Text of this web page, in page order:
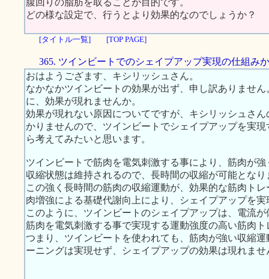
腹回りの脂肪を取ることが目的です。
どの様な設定で、行うとより効果的なのでしょうか？
[タイトル一覧] [TOP PAGE]
365. ツインビートでのシェイプアップ実現の仕組み
おはようござます、キシリッシュさん。
なかなかツインビートの効果が出ず、申し訳ありませ
に、効果が現れませんか。
効果が現れない原因についてですが、キシリッシュさ
かりませんので、ツインビートでシェイプアップを実
ら考えてみたいと思います。
ツインビートで筋肉を電気刺激する事により、筋肉が
収縮状態は維持されるので、長時間の収縮が可能となり
この強く長時間の筋肉の収縮運動が、効果的な筋肉ト
肉増強による基礎代謝向上により、シェイプアップを実
このように、ツインビートのシェイプアップは、電流
筋肉を電気刺激する事で実現する運動強度の高い筋肉
つまり、ツインビートを使われても、筋肉が強い収縮
ーニングは実現せず、シェイプアップの効果は現れませ